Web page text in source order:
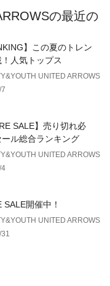
洗濯表示」がございま
。
各店舗ま
の最近の
】この夏のトレン
！人気トップス
UNITED ARROWS
SALE】売り切れ必
ル総合ランキング
UNITED ARROWS
SALE開催中！
UNITED ARROWS